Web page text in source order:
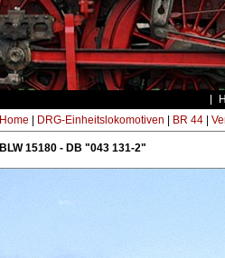
Home DRG-Einheitslokomotiven BR 44|
BLW 15180 - DB "043 131-2"